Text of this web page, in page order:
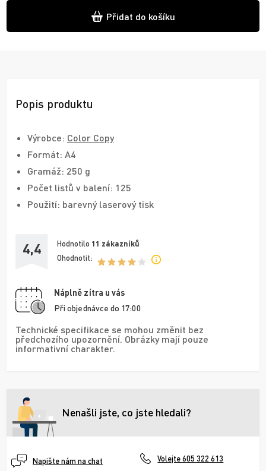
Přidat do košíku
Popis produktu
Výrobce: Color Copy
Formát: A4
Gramáž: 250 g
Počet listů v balení: 125
Použití: barevný laserový tisk
4,4 Hodnotilo 11 zákazníků
Ohodnotit:
Náplně zítra u vás
Při objednávce do 17:00
Technické specifikace se mohou změnit bez
předchozího upozornění. Obrázky mají pouze
informativní charakter.
Nenašli jste, co jste hledali?
Napište nám na chat Volejte 605 322 613